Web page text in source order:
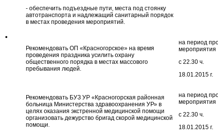
- обеспечить подъездные пути, места под стоянку
автотранспорта и надлежащий санитарный порядок
в местах проведения мероприятий.
Рекомендовать ОП «Красногорское» на время
проведения праздника усилить охрану
общественного порядка в местах массового
пребывания людей.
на период
мероприятия
с 22.30 ч.
18.01.2015 г.
Рекомендовать БУЗ УР «Красногорская районная
больница Министерства здравоохранения УР» в
целях оказания экстренной медицинской помощи
организовать дежурство бригад скорой медицинской
помощи.
на период
мероприятия
с 22.30 ч.
18.01.2015 г.